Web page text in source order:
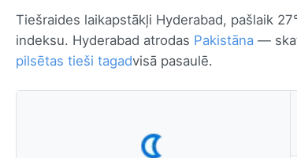
Tiešraides laikapstākļi Hyderabad, pašlaik
indeksu. Hyderabad atrodas Pakistāna —
pilsētas tieši tagadvisā pasaulē.